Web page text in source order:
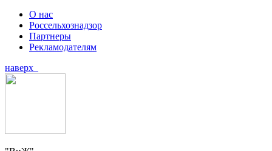
О нас
Россельхознадзор
Партнеры
Рекламодателям
наверх